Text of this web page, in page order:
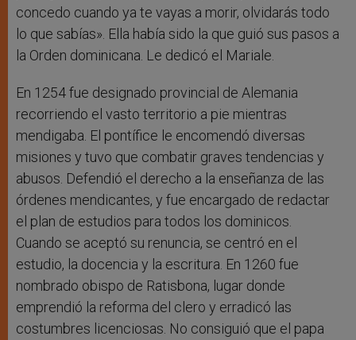
concedo cuando ya te vayas a morir, olvidarás todo
lo que sabías». Ella había sido la que guió sus pasos a
la Orden dominicana. Le dedicó el Mariale.
En 1254 fue designado provincial de Alemania
recorriendo el vasto territorio a pie mientras
mendigaba. El pontífice le encomendó diversas
misiones y tuvo que combatir graves tendencias y
abusos. Defendió el derecho a la enseñanza de las
órdenes mendicantes, y fue encargado de redactar
el plan de estudios para todos los dominicos.
Cuando se aceptó su renuncia, se centró en el
estudio, la docencia y la escritura. En 1260 fue
nombrado obispo de Ratisbona, lugar donde
emprendió la reforma del clero y erradicó las
costumbres licenciosas. No consiguió que el papa